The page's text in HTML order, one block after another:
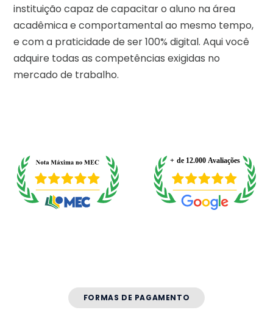
instituição capaz de capacitar o aluno na área
acadêmica e comportamental ao mesmo tempo,
e com a praticidade de ser 100% digital. Aqui você
adquire todas as competências exigidas no
mercado de trabalho.
FORMAS DE PAGAMENTO